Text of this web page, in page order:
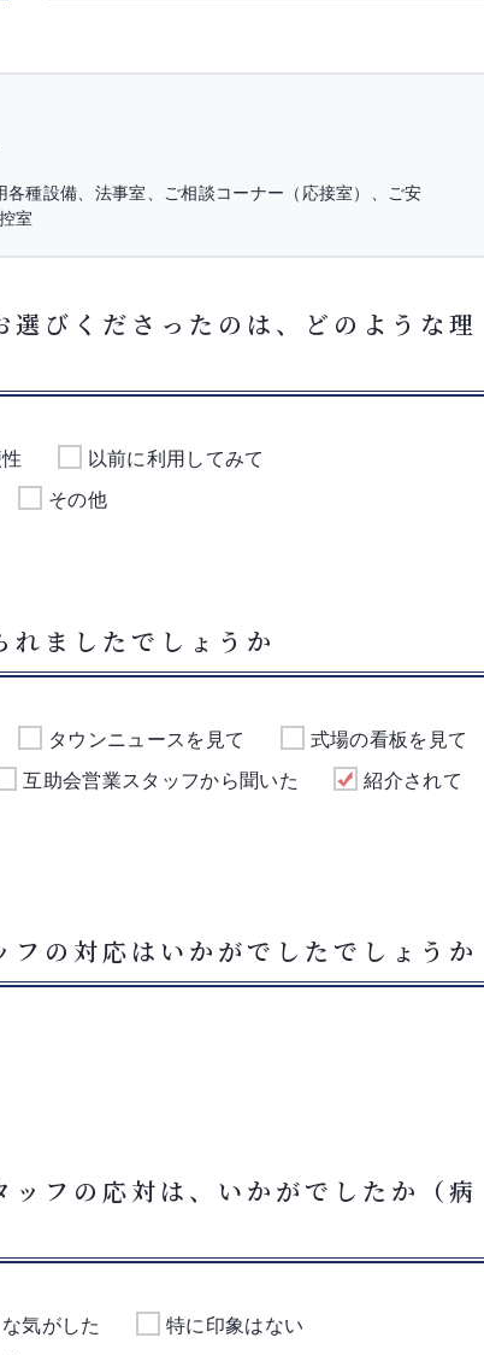
種設備、法事室、ご相談コーナー（応接室）、ご安
室
びくださったのは、どのような理
以前に利用してみて
その他
ましたでしょうか
タウンニュースを見て
式場の看板を見て
互助会営業スタッフから聞いた
紹介されて
の対応はいかがでしたでしょうか
フの応対は、いかがでしたか（病
気がした
特に印象はない